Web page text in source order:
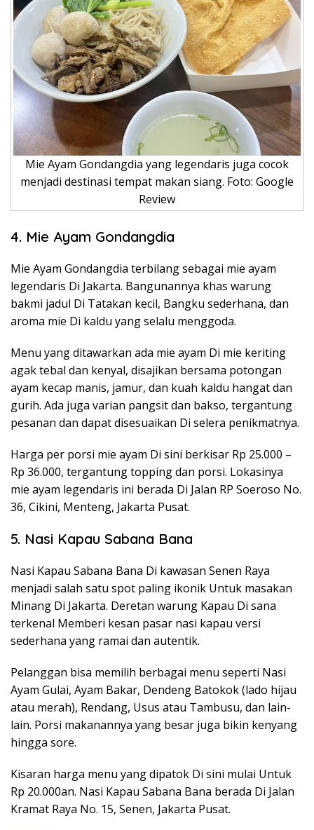
Mie Ayam Gondangdia yang legendaris juga cocok
menjadi destinasi tempat makan siang. Foto: Google
Review
4. Mie Ayam Gondangdia
Mie Ayam Gondangdia terbilang sebagai mie ayam
legendaris Di Jakarta. Bangunannya khas warung
bakmi jadul Di Tatakan kecil, Bangku sederhana, dan
aroma mie Di kaldu yang selalu menggoda.
Menu yang ditawarkan ada mie ayam Di mie keriting
agak tebal dan kenyal, disajikan bersama potongan
ayam kecap manis, jamur, dan kuah kaldu hangat dan
gurih. Ada juga varian pangsit dan bakso, tergantung
pesanan dan dapat disesuaikan Di selera penikmatnya.
Harga per porsi mie ayam Di sini berkisar Rp 25.000 –
Rp 36.000, tergantung topping dan porsi. Lokasinya
mie ayam legendaris ini berada Di Jalan RP Soeroso No.
36, Cikini, Menteng, Jakarta Pusat.
5. Nasi Kapau Sabana Bana
Nasi Kapau Sabana Bana Di kawasan Senen Raya
menjadi salah satu spot paling ikonik Untuk masakan
Minang Di Jakarta. Deretan warung Kapau Di sana
terkenal Memberi kesan pasar nasi kapau versi
sederhana yang ramai dan autentik.
Pelanggan bisa memilih berbagai menu seperti Nasi
Ayam Gulai, Ayam Bakar, Dendeng Batokok (lado hijau
atau merah), Rendang, Usus atau Tambusu, dan lain-
lain. Porsi makanannya yang besar juga bikin kenyang
hingga sore.
Kisaran harga menu yang dipatok Di sini mulai Untuk
Rp 20.000an. Nasi Kapau Sabana Bana berada Di Jalan
Kramat Raya No. 15, Senen, Jakarta Pusat.